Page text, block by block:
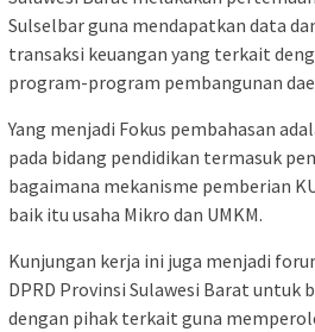
Sulselbar guna mendapatkan data
transaksi keuangan yang terkait
program-program pembangunan
Yang menjadi Fokus pembahasan
pada bidang pendidikan termasuk
bagaimana mekanisme pemberian
baik itu usaha Mikro dan UMKM.
Kunjungan kerja ini juga menjadi
DPRD Provinsi Sulawesi Barat untuk
dengan pihak terkait guna